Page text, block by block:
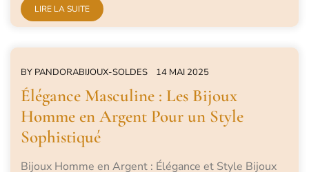
LIRE LA SUITE
BY PANDORABIJOUX-SOLDES 14 MAI 2025
Élégance Masculine : Les Bijoux
Homme en Argent Pour un Style
Sophistiqué
Bijoux Homme en Argent : Élégance et Style Bijoux